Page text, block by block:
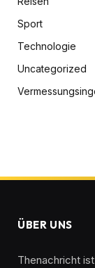
Sport
Technologie
Uncategorized
ÜBER UNS
Thenachricht